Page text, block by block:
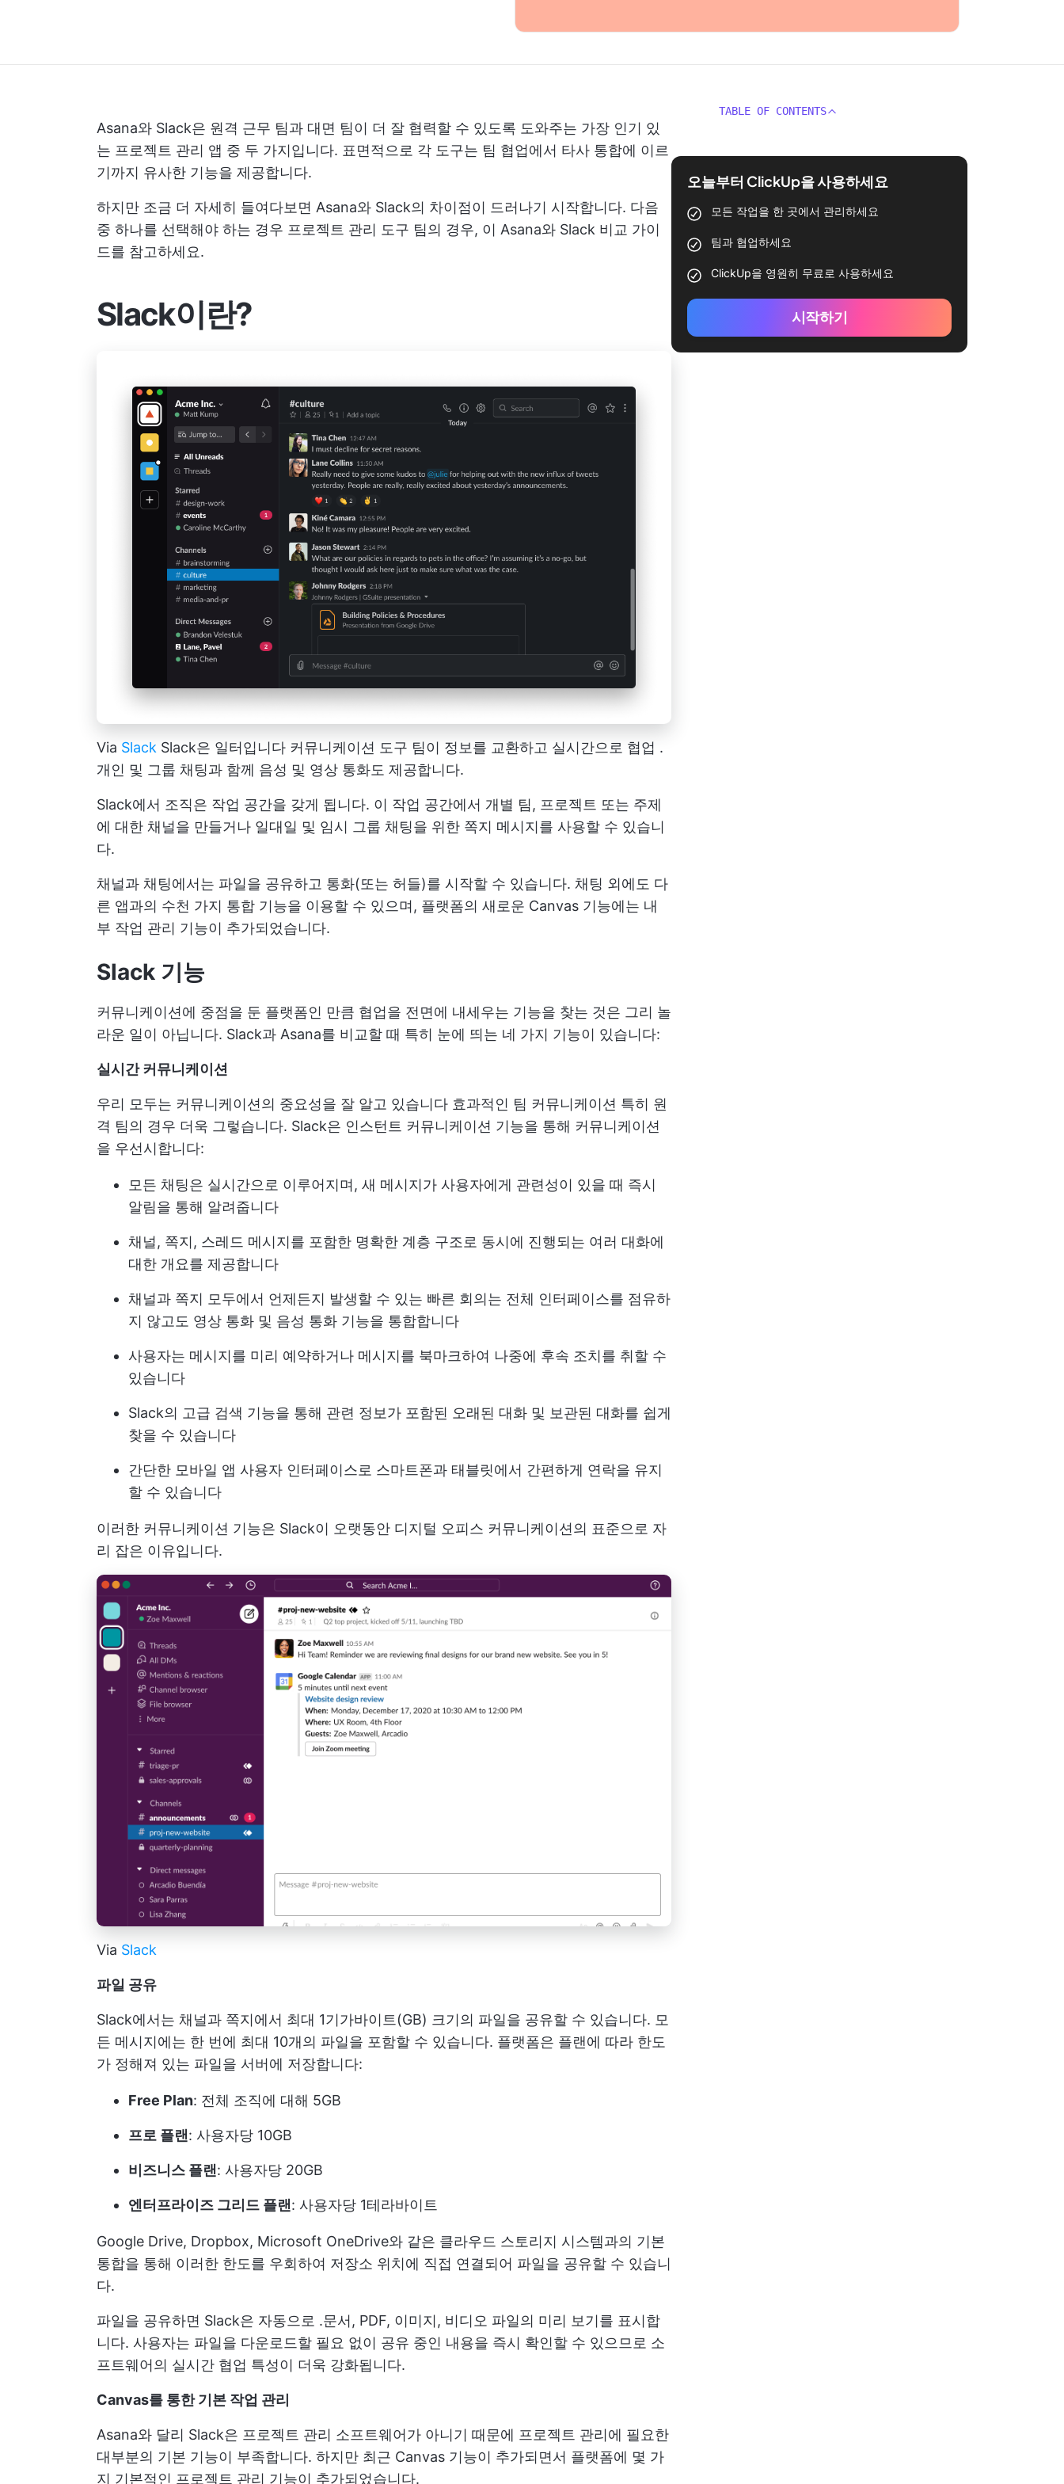
Asana와 Slack은 원격 근무 팀과 대면 팀이 더 잘 협력할 수 있도록 도와주는 가장 인기 있
는 프로젝트 관리 앱 중 두 가지입니다. 표면적으로 각 도구는 팀 협업에서 타사 통합에 이르
기까지 유사한 기능을 제공합니다.
하지만 조금 더 자세히 들여다보면 Asana와 Slack의 차이점이 드러나기 시작합니다. 다음
중 하나를 선택해야 하는 경우 프로젝트 관리 도구 팀의 경우, 이 Asana와 Slack 비교 가이
드를 참고하세요.
Slack이란?
Via Slack Slack은 일터입니다 커뮤니케이션 도구 팀이 정보를 교환하고 실시간으로 협업 .
개인 및 그룹 채팅과 함께 음성 및 영상 통화도 제공합니다.
Slack에서 조직은 작업 공간을 갖게 됩니다. 이 작업 공간에서 개별 팀, 프로젝트 또는 주제
에 대한 채널을 만들거나 일대일 및 임시 그룹 채팅을 위한 쪽지 메시지를 사용할 수 있습니
다.
채널과 채팅에서는 파일을 공유하고 통화(또는 허들)를 시작할 수 있습니다. 채팅 외에도 다
른 앱과의 수천 가지 통합 기능을 이용할 수 있으며, 플랫폼의 새로운 Canvas 기능에는 내
부 작업 관리 기능이 추가되었습니다.
Slack 기능
커뮤니케이션에 중점을 둔 플랫폼인 만큼 협업을 전면에 내세우는 기능을 찾는 것은 그리 놀
라운 일이 아닙니다. Slack과 Asana를 비교할 때 특히 눈에 띄는 네 가지 기능이 있습니다:
실시간 커뮤니케이션
우리 모두는 커뮤니케이션의 중요성을 잘 알고 있습니다 효과적인 팀 커뮤니케이션 특히 원
격 팀의 경우 더욱 그렇습니다. Slack은 인스턴트 커뮤니케이션 기능을 통해 커뮤니케이션
을 우선시합니다:
모든 채팅은 실시간으로 이루어지며, 새 메시지가 사용자에게 관련성이 있을 때 즉시
알림을 통해 알려줍니다
채널, 쪽지, 스레드 메시지를 포함한 명확한 계층 구조로 동시에 진행되는 여러 대화에
대한 개요를 제공합니다
채널과 쪽지 모두에서 언제든지 발생할 수 있는 빠른 회의는 전체 인터페이스를 점유하
지 않고도 영상 통화 및 음성 통화 기능을 통합합니다
사용자는 메시지를 미리 예약하거나 메시지를 북마크하여 나중에 후속 조치를 취할 수
있습니다
Slack의 고급 검색 기능을 통해 관련 정보가 포함된 오래된 대화 및 보관된 대화를 쉽게
찾을 수 있습니다
간단한 모바일 앱 사용자 인터페이스로 스마트폰과 태블릿에서 간편하게 연락을 유지
할 수 있습니다
이러한 커뮤니케이션 기능은 Slack이 오랫동안 디지털 오피스 커뮤니케이션의 표준으로 자
리 잡은 이유입니다.
Via Slack
파일 공유
Slack에서는 채널과 쪽지에서 최대 1기가바이트(GB) 크기의 파일을 공유할 수 있습니다. 모
든 메시지에는 한 번에 최대 10개의 파일을 포함할 수 있습니다. 플랫폼은 플랜에 따라 한도
가 정해져 있는 파일을 서버에 저장합니다:
Free Plan: 전체 조직에 대해 5GB
프로 플랜: 사용자당 10GB
비즈니스 플랜: 사용자당 20GB
엔터프라이즈 그리드 플랜: 사용자당 1테라바이트
Google Drive, Dropbox, Microsoft OneDrive와 같은 클라우드 스토리지 시스템과의 기본
통합을 통해 이러한 한도를 우회하여 저장소 위치에 직접 연결되어 파일을 공유할 수 있습니
다.
파일을 공유하면 Slack은 자동으로 .문서, PDF, 이미지, 비디오 파일의 미리 보기를 표시합
니다. 사용자는 파일을 다운로드할 필요 없이 공유 중인 내용을 즉시 확인할 수 있으므로 소
프트웨어의 실시간 협업 특성이 더욱 강화됩니다.
Canvas를 통한 기본 작업 관리
Asana와 달리 Slack은 프로젝트 관리 소프트웨어가 아니기 때문에 프로젝트 관리에 필요한
대부분의 기본 기능이 부족합니다. 하지만 최근 Canvas 기능이 추가되면서 플랫폼에 몇 가
지 기본적인 프로젝트 관리 기능이 추가되었습니다.
TABLE OF CONTENTS
오늘부터 ClickUp을 사용하세요
모든 작업을 한 곳에서 관리하세요
팀과 협업하세요
ClickUp을 영원히 무료로 사용하세요
시작하기